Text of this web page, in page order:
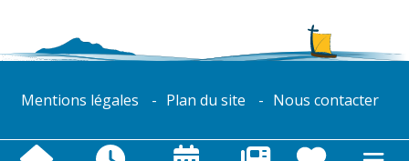
Mentions légales Plan du site Nous contacter